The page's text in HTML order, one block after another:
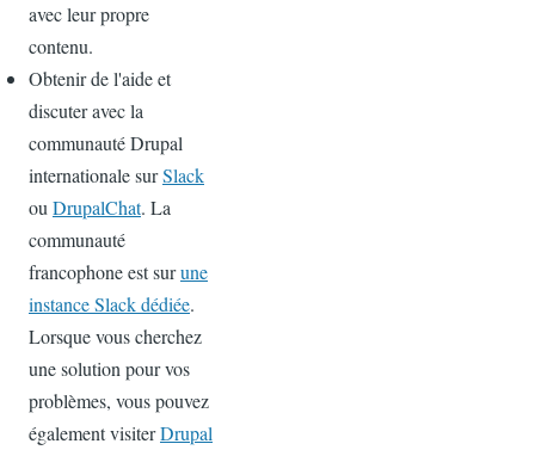
avec leur propre
contenu.
Obtenir de l'aide et
discuter avec la
communauté Drupal
internationale surSlack
ou DrupalChat. La
communauté
francophone est surune
instance Slack dédiée.
Lorsque vous cherchez
une solution pour vos
problèmes, vous pouvez
également visiterDrupal